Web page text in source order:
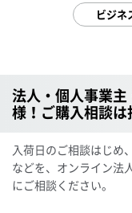
ビジネ
法人・個人事業
様！ご購入相談
入荷日のご相談はじめ
などを、オンライン法
にご相談ください。